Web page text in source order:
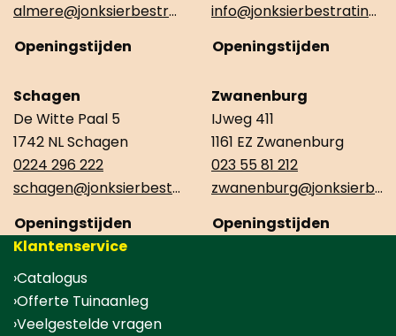
almere@jonksierbestrating.nl
Openingstijden
info@jonksierbestrating.nl
Openingstijden
Schagen
De Witte Paal 5
1742 NL Schagen
0224 296 222
schagen@jonksierbestrating.nl
Openingstijden
Zwanenburg
IJweg 411
1161 EZ Zwanenburg
023 55 81 212
zwanenburg@jonksierbestrating.nl
Openingstijden
Klantenservice
Catalogus
Offerte Tuinaanleg
Veelgestelde vragen